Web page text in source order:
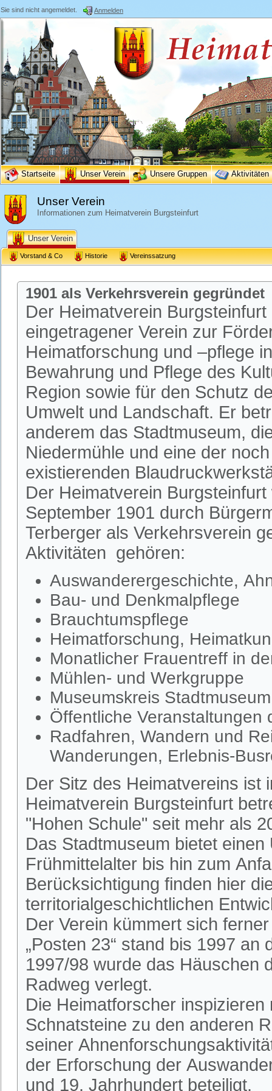
Sie sind nicht angemeldet. Anmelden
Startseite Unser Verein Unsere Gruppen Aktivitäten
Unser Verein
Informationen zum Heimatverein Burgsteinfurt
Unser Verein
Vorstand & Co Historie Vereinssatzung
1901 als Verkehrsverein gegründet
Der Heimatverein Burgsteinfurt
eingetragener Verein zur
Heimatforschung und –pflege
Bewahrung und Pflege des
Region sowie für den Schutz
Umwelt und Landschaft. Er
anderem das Stadtmuseum,
Niedermühle und eine der
existierenden
Der Heimatverein
September 1901 durch
Terberger als Verkehrsverein
Aktivitäten gehören:
Auswanderergeschichte,
Bau- und Denkmalpflege
Brauchtumspflege
Heimatforschung,
Monatlicher Frauentreff in
Mühlen- und Werkgruppe
Museumskreis
Öffentliche Veranstaltungen
Radfahren, Wandern und
Wanderungen, Erlebnis-
Der Sitz des Heimatvereins ist
Heimatverein Burgsteinfurt
"Hohen Schule" seit mehr als
Das Stadtmuseum bietet
Frühmittelalter bis hin zum
Berücksichtigung finden hier
territorialgeschichtlichen
Der Verein kümmert sich
„Posten 23“ stand bis 1997
1997/98 wurde das Häuschen
Radweg verlegt.
Die Heimatforscher
Schnatsteine zu den anderen
seiner
der Erforschung der
und 19. Jahrhundert beteiligt.